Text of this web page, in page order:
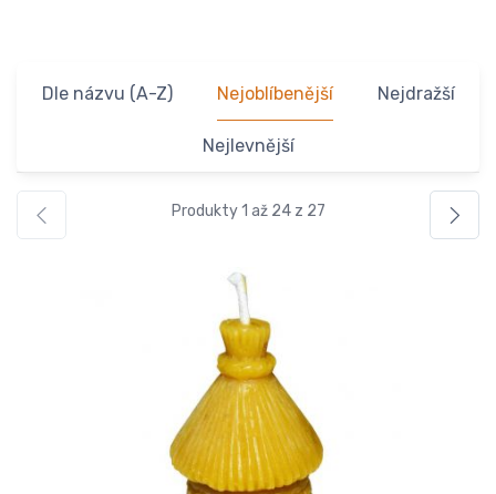
Dle názvu (A-Z) Nejoblíbenější Nejdražší
Nejlevnější
Produkty 1 až 24 z 27